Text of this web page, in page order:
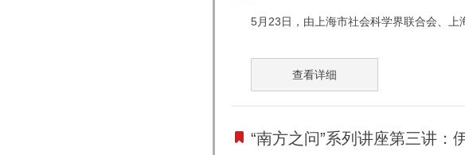
5月23日，由上海市社会科学界联合会、上
查看详细
“南方之问”系列讲座第三讲：